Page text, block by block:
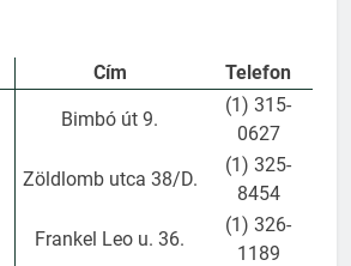
Cím Telefon
Bimbó út 9.
(1) 315-
0627
Zöldlomb utca 38/D.
(1) 325-
8454
Frankel Leo u. 36.
(1) 326-
1189